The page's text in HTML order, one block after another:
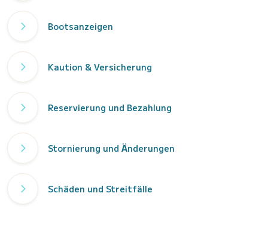
Bootsanzeigen
Kaution & Versicherung
Reservierung und Bezahlung
Stornierung und Änderungen
Schäden und Streitfälle